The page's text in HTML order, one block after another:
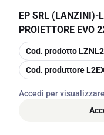
EP SRL (LANZINI)-
PROIETTORE EVO
copia
Cod. prodotto
copia
Cod. produttore
Accedi per